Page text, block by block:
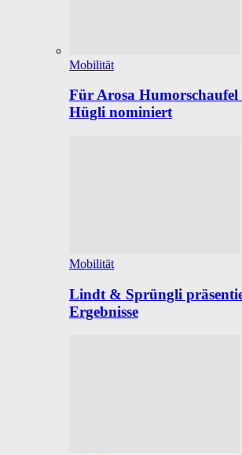
Mobilität
Für Arosa Humorschaufel
Hügli nominiert
Mobilität
Lindt & Sprüngli
Ergebnisse